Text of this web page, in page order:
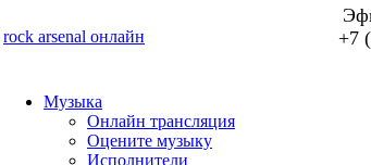
rock arsenal онлайн
+7
Музыка
Онлайн трансляция
Оцените музыку
Исполнители